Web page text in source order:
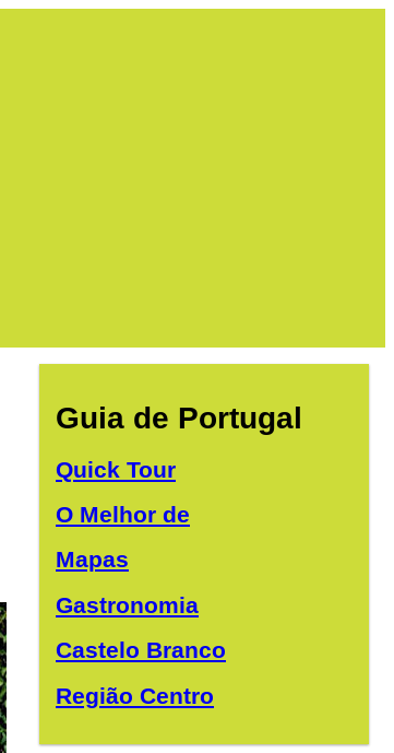
Guia de Portugal
Quick Tour
O Melhor de
Mapas
Gastronomia
Castelo Branco
Região Centro